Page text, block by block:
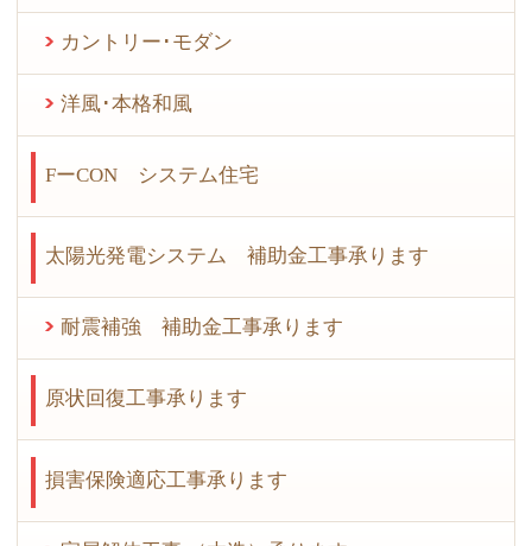
カントリー･モダン
洋風･本格和風
FーCON システム住宅
太陽光発電システム 補助金工事承ります
耐震補強 補助金工事承ります
原状回復工事承ります
損害保険適応工事承ります